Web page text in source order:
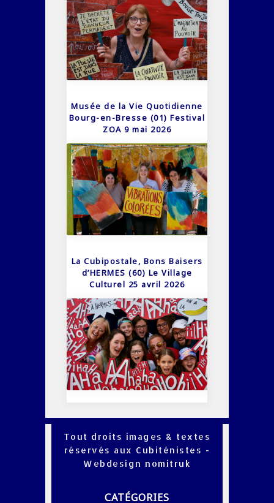
Musée de la Vie Quotidienne
Bourg-en-Bresse (01) Festival
ZOA 9 mai 2026
La Cubipostale, Bons Baisers
d’HERMES (60) Le Village
Culturel 25 avril 2026
Tout droits images & textes
réservés aux Cubiténistes -
Webdesign nomitruk
CATÉGORIES